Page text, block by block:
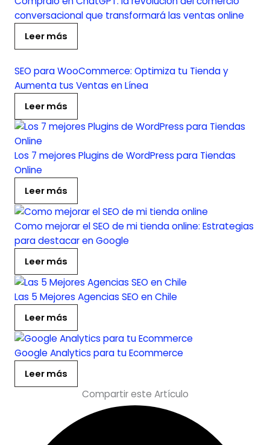
conversacional que transformará las ventas online
Leer más
SEO para WooCommerce: Optimiza tu Tienda y
Aumenta tus Ventas en Línea
Leer más
Los 7 mejores Plugins de WordPress para Tiendas
Online
Leer más
Como mejorar el SEO de mi tienda online: Estrategias
para destacar en Google
Leer más
Las 5 Mejores Agencias SEO en Chile
Leer más
Google Analytics para tu Ecommerce
Leer más
Compartir este Artículo